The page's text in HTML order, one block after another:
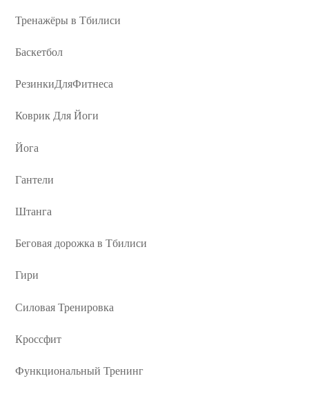
Тренажёры в Тбилиси
Баскетбол
РезинкиДляФитнеса
Коврик Для Йоги
Йога
Гантели
Штанга
Беговая дорожка в Тбилиси
Гири
Силовая Тренировка
Кроссфит
Функциональный Тренинг